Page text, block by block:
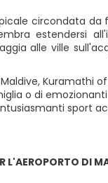
DI
Kuramathi
o di
sport
circondata
estendersi
alle ville